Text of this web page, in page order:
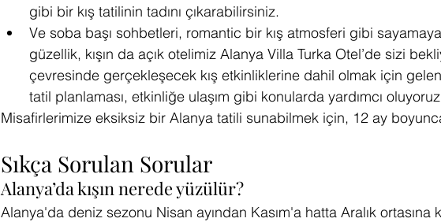
gibi bir kış tatilinin tadını çıkarabilirsiniz.
Ve soba başı sohbetleri, romantic bir kış atmosferi gibi
güzellik, kışın da açık otelimiz Alanya Villa Turka Otel’de sizi
çevresinde gerçekleşecek kış etkinliklerine dahil olmak için
tatil planlaması, etkinliğe ulaşım gibi konularda yardımcı
Misafirlerimize eksiksiz bir Alanya tatili sunabilmek için, 12 ay boyunca
Sıkça Sorulan Sorular
Alanya’da kışın nerede yüzülür?
Alanya'da deniz sezonu Nisan ayından Kasım'a hatta Aralık ortasına